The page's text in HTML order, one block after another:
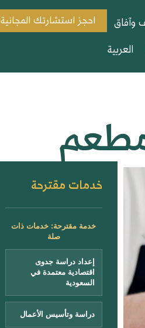
وآفاق
العربية
احجز استشارتك المجانية
مطعم
خدمات مقترحة
خدمة مقترحة: خدمات ذات
صلة
إعداد دراسة جدوى
اقتصادية معتمدة في
السعودية
دراسة وتأسيس الأعمال